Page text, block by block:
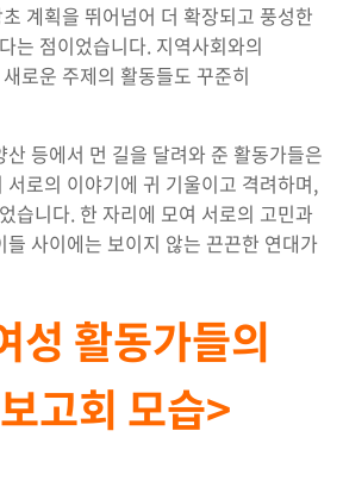
계획을 뛰어넘어 더 확장되고 풍성한
는 점이었습니다. 지역사회와의
로운 주제의 활동들도 꾸준히
등에서 먼 길을 달려와 준 활동가들은
서로의 이야기에 귀 기울이고 격려하며,
습니다. 한 자리에 모여 서로의 고민과
들 사이에는 보이지 않는 끈끈한 연대가
성 활동가들의
고회 모습>